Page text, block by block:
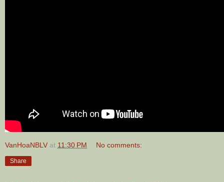
VanHoaNBLV at 11:30 PM No comments:
Share